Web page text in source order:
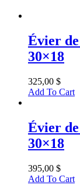
Évier
30×18
325,00 $
Add To Cart
Évier
30×18
395,00 $
Add To Cart